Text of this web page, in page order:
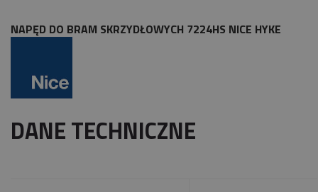
NAPĘD DO BRAM SKRZYDŁOWYCH 7224HS NICE HYKE
DANE TECHNICZNE